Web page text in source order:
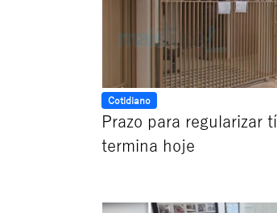
Cotidiano
Prazo para regularizar
termina hoje